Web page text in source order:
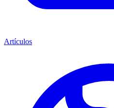
Artículos